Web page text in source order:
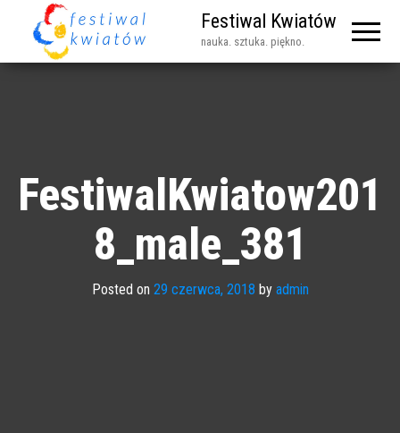
Festiwal Kwiatów
nauka. sztuka. piękno.
FestiwalKwiatow201
8_male_381
Posted on 29 czerwca, 2018 by admin